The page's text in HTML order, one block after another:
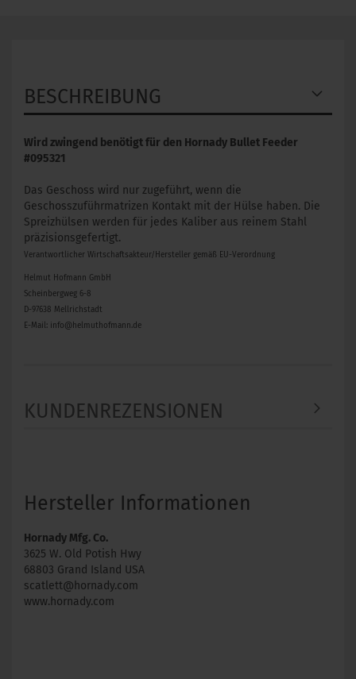
BESCHREIBUNG
Wird zwingend benötigt für den Hornady Bullet Feeder
#095321
​Das Geschoss wird nur zugeführt, wenn die
Geschosszuführmatrizen Kontakt mit der Hülse haben. Die
Spreizhülsen werden für jedes Kaliber aus reinem Stahl
präzisionsgefertigt.
Verantwortlicher Wirtschaftsakteur/Hersteller gemäß EU-Verordnung
Helmut Hofmann GmbH
Scheinbergweg 6-8
D-97638 Mellrichstadt
E-Mail: info@helmuthofmann.de
KUNDENREZENSIONEN
Hersteller Informationen
Hornady Mfg. Co.
3625 W. Old Potish Hwy
68803 Grand Island USA
scatlett@hornady.com
www.hornady.com